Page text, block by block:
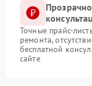
Точные прайс-
ремонта,
бесплатной
сайте